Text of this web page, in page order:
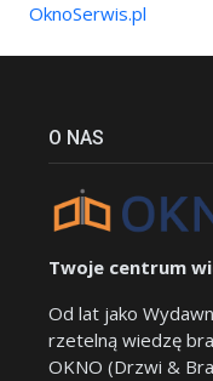
OknoSerwis.pl
O NAS
Twoje centrum
Od lat jako
rzetelną wiedzę
OKNO (Drzwi &